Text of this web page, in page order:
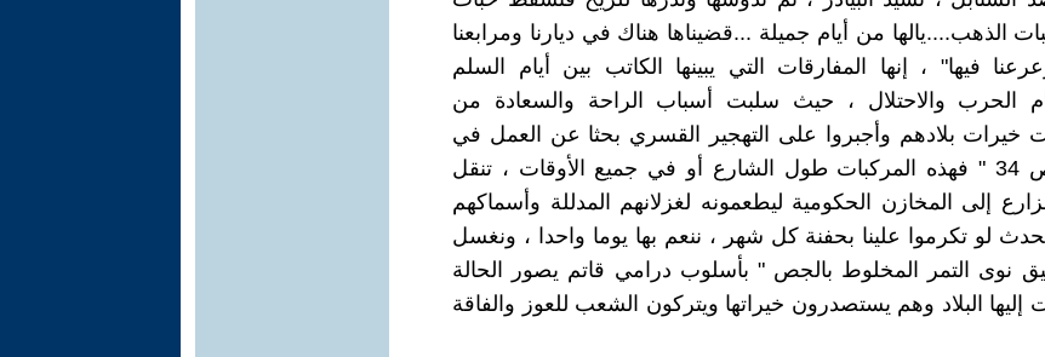
الذهب....يالها من أيام جميلة ...قضيناها هناك في ديارنا ومرابعنا
فيها" ، إنها المفارقات التي يبينها الكاتب بين أيام السلم
الحرب والاحتلال ، حيث سلبت أسباب الراحة والسعادة من
خيرات بلادهم وأجبروا على التهجير القسري بحثا عن العمل في
المدينة ، في ص 34 " فهذه المركبات طول الشارع أو في جميع الأوقات ، تنقل
إلى المخازن الحكومية ليطعمونه لغزلانهم المدللة وأسماكهم
يحدث لو تكرموا علينا بحفنة كل شهر ، ننعم بها يوما واحدا ، ونغسل
نوى التمر المخلوط بالجص " بأسلوب درامي قاتم يصور الحالة
إليها البلاد وهم يستصدرون خيراتها ويتركون الشعب للعوز والفاقة